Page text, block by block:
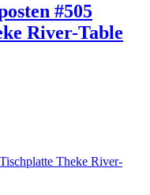
#505
River-Table